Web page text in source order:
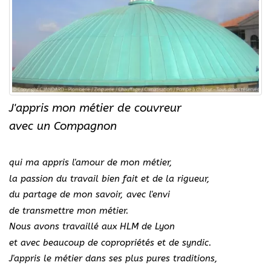
J'appris mon métier de couvreur
avec un Compagnon
qui ma appris l'amour de mon métier,
la passion du travail bien fait et de la rigueur,
du partage de mon savoir, avec l'envi
de transmettre mon métier.
Nous avons travaillé aux HLM de Lyon
et avec beaucoup de copropriétés et de syndic.
J'appris le métier dans ses plus pures traditions,